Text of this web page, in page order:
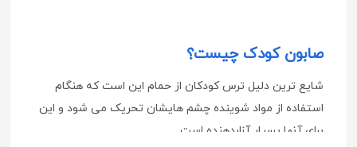
صابون کودک چیست؟
شایع ترین دلیل ترس کودکان از حمام این است که هنگام
استفاده از مواد شوینده چشم هایشان تحریک می شود و این
برای آنها بسیار آزاردهنده است.